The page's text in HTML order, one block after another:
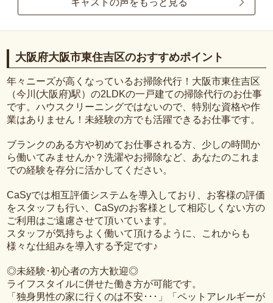
キャストの声をもっと見る
大阪府大阪市東住吉区のおすすめポイント
年々ニーズが高くなっているお掃除代行！大阪市東住吉区
（今川(大阪府)駅）の2LDKの一戸建ての掃除代行のお仕事
です。ハウスクリーニングではないので、特別な資格や作
業はありません！未経験の方でも活躍できるお仕事です。
ブランクのある方や初めてお仕事される方、少しの時間か
ら働いてみませんか？洗濯やお掃除など、あなたのこれま
での経験を存分に活かしてください。
CaSyでは相互評価システムを導入しており、お客様の評価
をスタッフも行い、CaSyのお客様として相応しくない方の
ご利用はご遠慮させて頂いています。
スタッフが気持ちよく働いて頂けるように、これからも
様々な仕組みを導入する予定です♪
◎未経験･初心者の方大歓迎◎
ライフスタイルに併せた働き方が可能です。
「独身男性の家に行くのは不安･･･」「ペットアレルギーが